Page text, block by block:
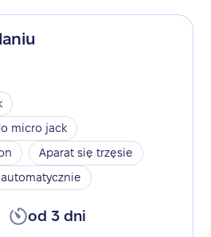
micro jack
Aparat się trzęsie
od 3 dni